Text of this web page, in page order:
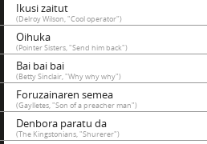
Ikusi zaitut
(Delroy Wilson, "Cool operator")
Oihuka
(Pointer Sisters, "Send him back")
Bai bai bai
(Betty Sinclair, "Why why why")
Foruzainaren semea
(Gaylletes, "Son of a preacher man")
Denbora paratu da
(The Kingstonians, "Shurerer")